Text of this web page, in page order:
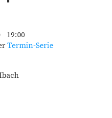
19:00
Termin-Serie